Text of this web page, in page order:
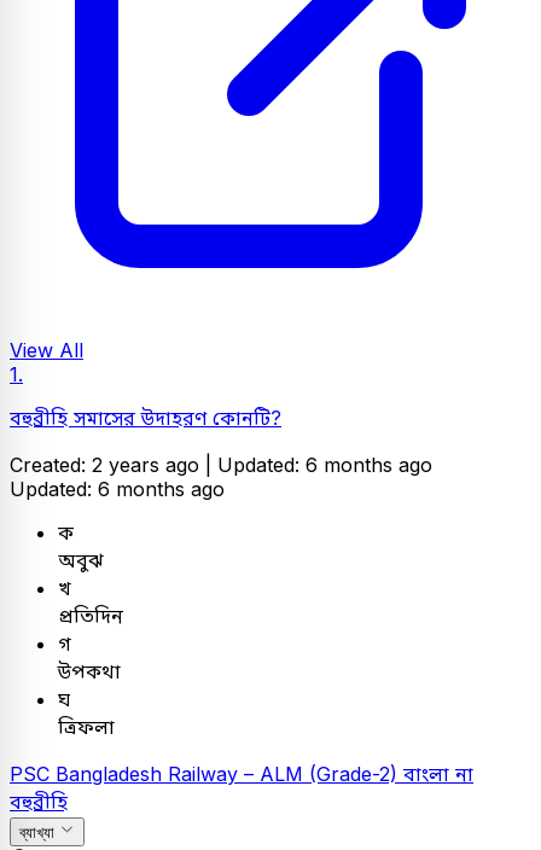
View All
1.
বহুব্রীহি সমাসের উদাহরণ কোনটি?
Created: 2 years ago | Updated: 6 months ago
Updated: 6 months ago
ক
অবুঝ
খ
প্রতিদিন
গ
উপকথা
ঘ
ত্রিফলা
PSC Bangladesh Railway – ALM (Grade-2) বাংলা না
বহুব্রীহি
ব্যাখ্যা